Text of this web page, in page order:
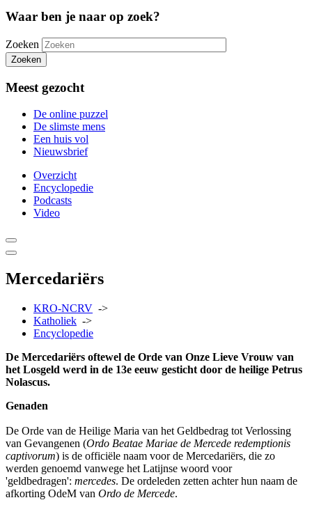
Waar ben je naar op zoek?
Zoeken
Zoeken
Meest gezocht
De online puzzel
De slimste mens
Een huis vol
Nieuwsbrief
Overzicht
Encyclopedie
Podcasts
Video
Mercedariërs
KRO-NCRV ->
Katholiek ->
Encyclopedie
De Mercedariërs oftewel de Orde van Onze Lieve Vrouw van
het Losgeld werd in de 13e eeuw gesticht door de heilige Petrus
Nolascus.
Genaden
De Orde van de Heilige Maria van het Geldbedrag tot Verlossing
van Gevangenen (Ordo Beatae Mariae de Mercede redemptionis
captivorum) is de officiële naam voor de Mercedariërs, die zo
werden genoemd vanwege het Latijnse woord voor
'geldbedragen': mercedes. De ordeleden zetten achter hun naam de
afkorting OdeM van Ordo de Mercede.